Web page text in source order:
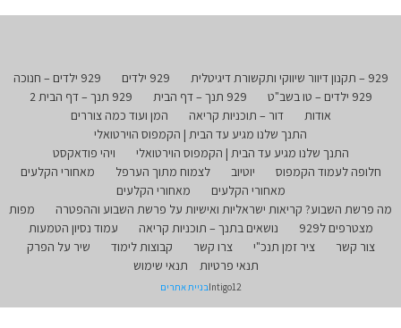
929 – תקנון דיוור שיווקי ותקשורת דיגיטלית 929 ילדים
929 ילדים – חנוכה
929 ילדים – טו בשב"ט
929 תנך – דף הבית
929 תנך – דף הבית 2
אודות
דור – תוכניות קריאה
המן ועוד כמה צוררים
התנך שלנו מגיע עד הבית | הקמפוס הוירטואלי
התנך שלנו מגיע עד הבית | הקמפוס הוירטואלי
ויהי פודאקסט
חלופה לעמוד הקמפוס
יוטיוב לצמוח מתוך הערפל
מאחורי הקלעים
מאחורי הקלעים
מאחורי הקלעים
מה פרשת השבוע? קריאות ישראליות ואישיות על פרשת השבוע וההפטרה
מפות
מצטרפים ל929
נושאים בתנך – תוכניות קריאה
עמוד נסיון הטמעות
צור קשר
ציר זמן תנכ"י צרו קשר קבוצות לימוד
שיר על הפרק
תנאי פרטיות
תנאי שימוש
Intigo12בניית אתרים